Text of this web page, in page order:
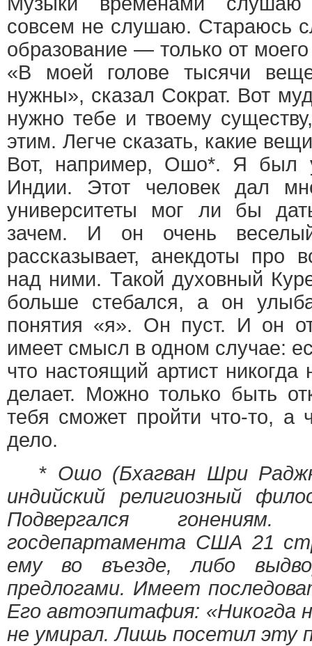
совсем не слушаю. Стараюсь
образование — только от
«В моей голове тысячи
нужны», сказал Сократ. Вот
нужно тебе и твоему
этим. Легче сказать, какие
Вот, например, Ошо*. Я был
Индии. Этот человек дал
университеты мог ли бы
зачем. И он очень
рассказывает, анекдоты про
над ними. Такой духовный
больше стебался, а он
понятия «я». Он пуст. И он
имеет смысл в одном случае:
что настоящий артист
делает. Можно только быть
тебя сможет пройти что-то,
дело.
* Ошо (Бхагван Шри
индийский религиозный
Подвергался
госдепартамента США 21
ему во въезде, либо
предлогами. Имеет
Его автоэпитафия: «Никогда
не умирал. Лишь посетил эту